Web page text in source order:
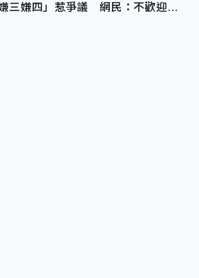
嫌三嫌四」惹爭議 網民：不歡迎劣